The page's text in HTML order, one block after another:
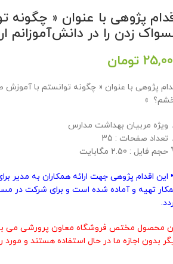
پژوهی با عنوان «
زدن را در دانش‌آموزانم
تومان
پژوهی با عنوان « چگونه توانستم با
»
ویژه مربیان بهداشت مدارس
تعداد صفحات : 35
فایل : 2.50 مگابایت
این اقدام پژوهی جهت ارائه همکاران به مدیر
تهیه و آماده شده است و برای شرکت در
محصول مختص فروشگاه معاون پرورشی می
بدون اجازه ما در حال استفاده هستند و